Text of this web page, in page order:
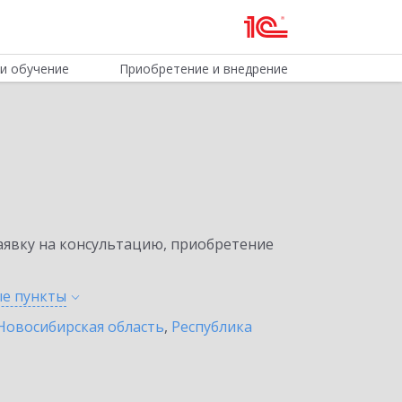
обучение Приобретение и внедрение
на консультацию, приобретение
пункты
область, Республика